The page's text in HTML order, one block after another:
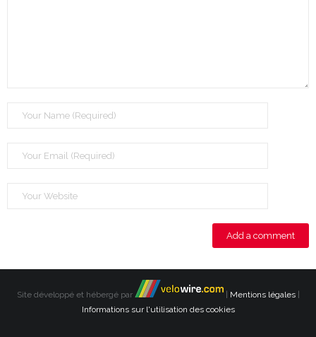
Site développé et hébergé par | Mentions légales|
Informations sur l'utilisation des cookies